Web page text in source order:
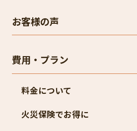
お客様の声
費用・プラン
料金について
火災保険でお得に